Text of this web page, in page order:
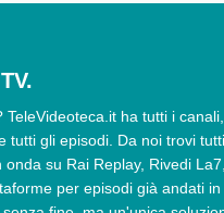
TeleVideoteca.it ha tutti i
tutti gli episodi. Da noi trovi
onda su Rai Replay, Rivedi
per episodi già andati